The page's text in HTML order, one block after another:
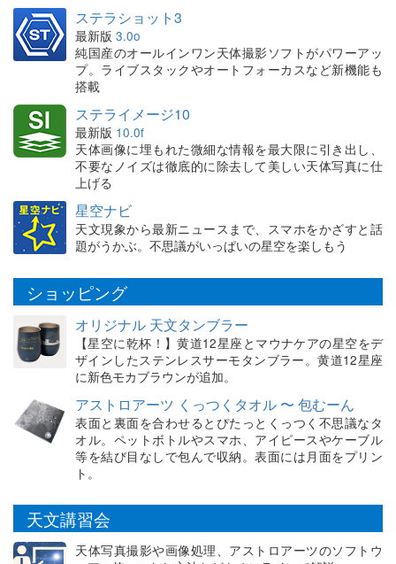
ステラショット3
最新版 3.0o
純国産のオールインワン天体撮影ソフトがパワーアッ
プ。ライブスタックやオートフォーカスなど新機能も
搭載
ステライメージ10
最新版 10.0f
天体画像に埋もれた微細な情報を最大限に引き出し、
不要なノイズは徹底的に除去して美しい天体写真に仕
上げる
星空ナビ
天文現象から最新ニュースまで、スマホをかざすと話
題がうかぶ。不思議がいっぱいの星空を楽しもう
ショッピング
オリジナル 天文タンブラー
【星空に乾杯！】黄道12星座とマウナケアの星空をデ
ザインしたステンレスサーモタンブラー。黄道12星座
に新色モカブラウンが追加。
アストロアーツ くっつくタオル 〜 包むーん
表面と裏面を合わせるとぴたっとくっつく不思議なタ
オル。ペットボトルやスマホ、アイピースやケーブル
等を結び目なしで包んで収納。表面には月面をプリン
ト。
天文講習会
天体写真撮影や画像処理、アストロアーツのソフトウ